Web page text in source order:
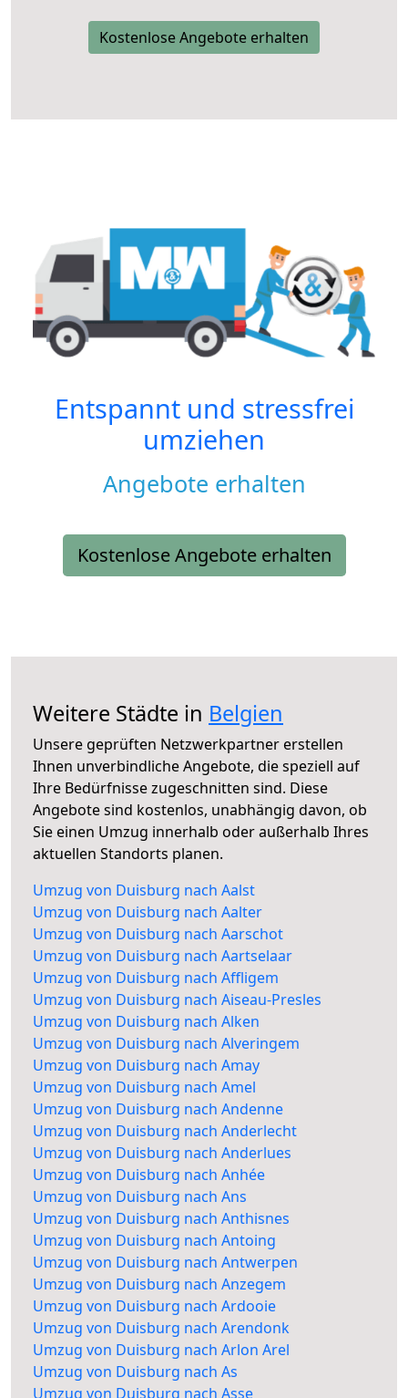
Kostenlose Angebote erhalten
Entspannt und stressfrei
umziehen
Angebote erhalten
Kostenlose Angebote erhalten
Weitere Städte in Belgien
Unsere geprüften Netzwerkpartner erstellen
Ihnen unverbindliche Angebote, die speziell auf
Ihre Bedürfnisse zugeschnitten sind. Diese
Angebote sind kostenlos, unabhängig davon, ob
Sie einen Umzug innerhalb oder außerhalb Ihres
aktuellen Standorts planen.
Umzug von Duisburg nach Aalst
Umzug von Duisburg nach Aalter
Umzug von Duisburg nach Aarschot
Umzug von Duisburg nach Aartselaar
Umzug von Duisburg nach Affligem
Umzug von Duisburg nach Aiseau-Presles
Umzug von Duisburg nach Alken
Umzug von Duisburg nach Alveringem
Umzug von Duisburg nach Amay
Umzug von Duisburg nach Amel
Umzug von Duisburg nach Andenne
Umzug von Duisburg nach Anderlecht
Umzug von Duisburg nach Anderlues
Umzug von Duisburg nach Anhée
Umzug von Duisburg nach Ans
Umzug von Duisburg nach Anthisnes
Umzug von Duisburg nach Antoing
Umzug von Duisburg nach Antwerpen
Umzug von Duisburg nach Anzegem
Umzug von Duisburg nach Ardooie
Umzug von Duisburg nach Arendonk
Umzug von Duisburg nach Arlon Arel
Umzug von Duisburg nach As
Umzug von Duisburg nach Asse